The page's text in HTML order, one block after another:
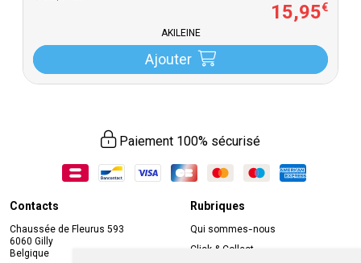
15,95€
AKILEINE
Ajouter
Paiement 100% sécurisé
Contacts
Chaussée de Fleurus 593
6060 Gilly
Belgique
Rubriques
Qui sommes-nous
Click & Collect